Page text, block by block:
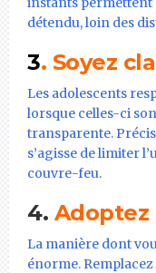
détendu, loin des
3. Soyez
Les adolescents
lorsque celles-ci
transparente.
s’agisse de limiter
couvre-feu.
4.
La manière dont
énorme.